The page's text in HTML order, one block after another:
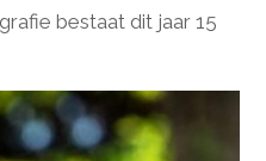
bestaat dit jaar 15